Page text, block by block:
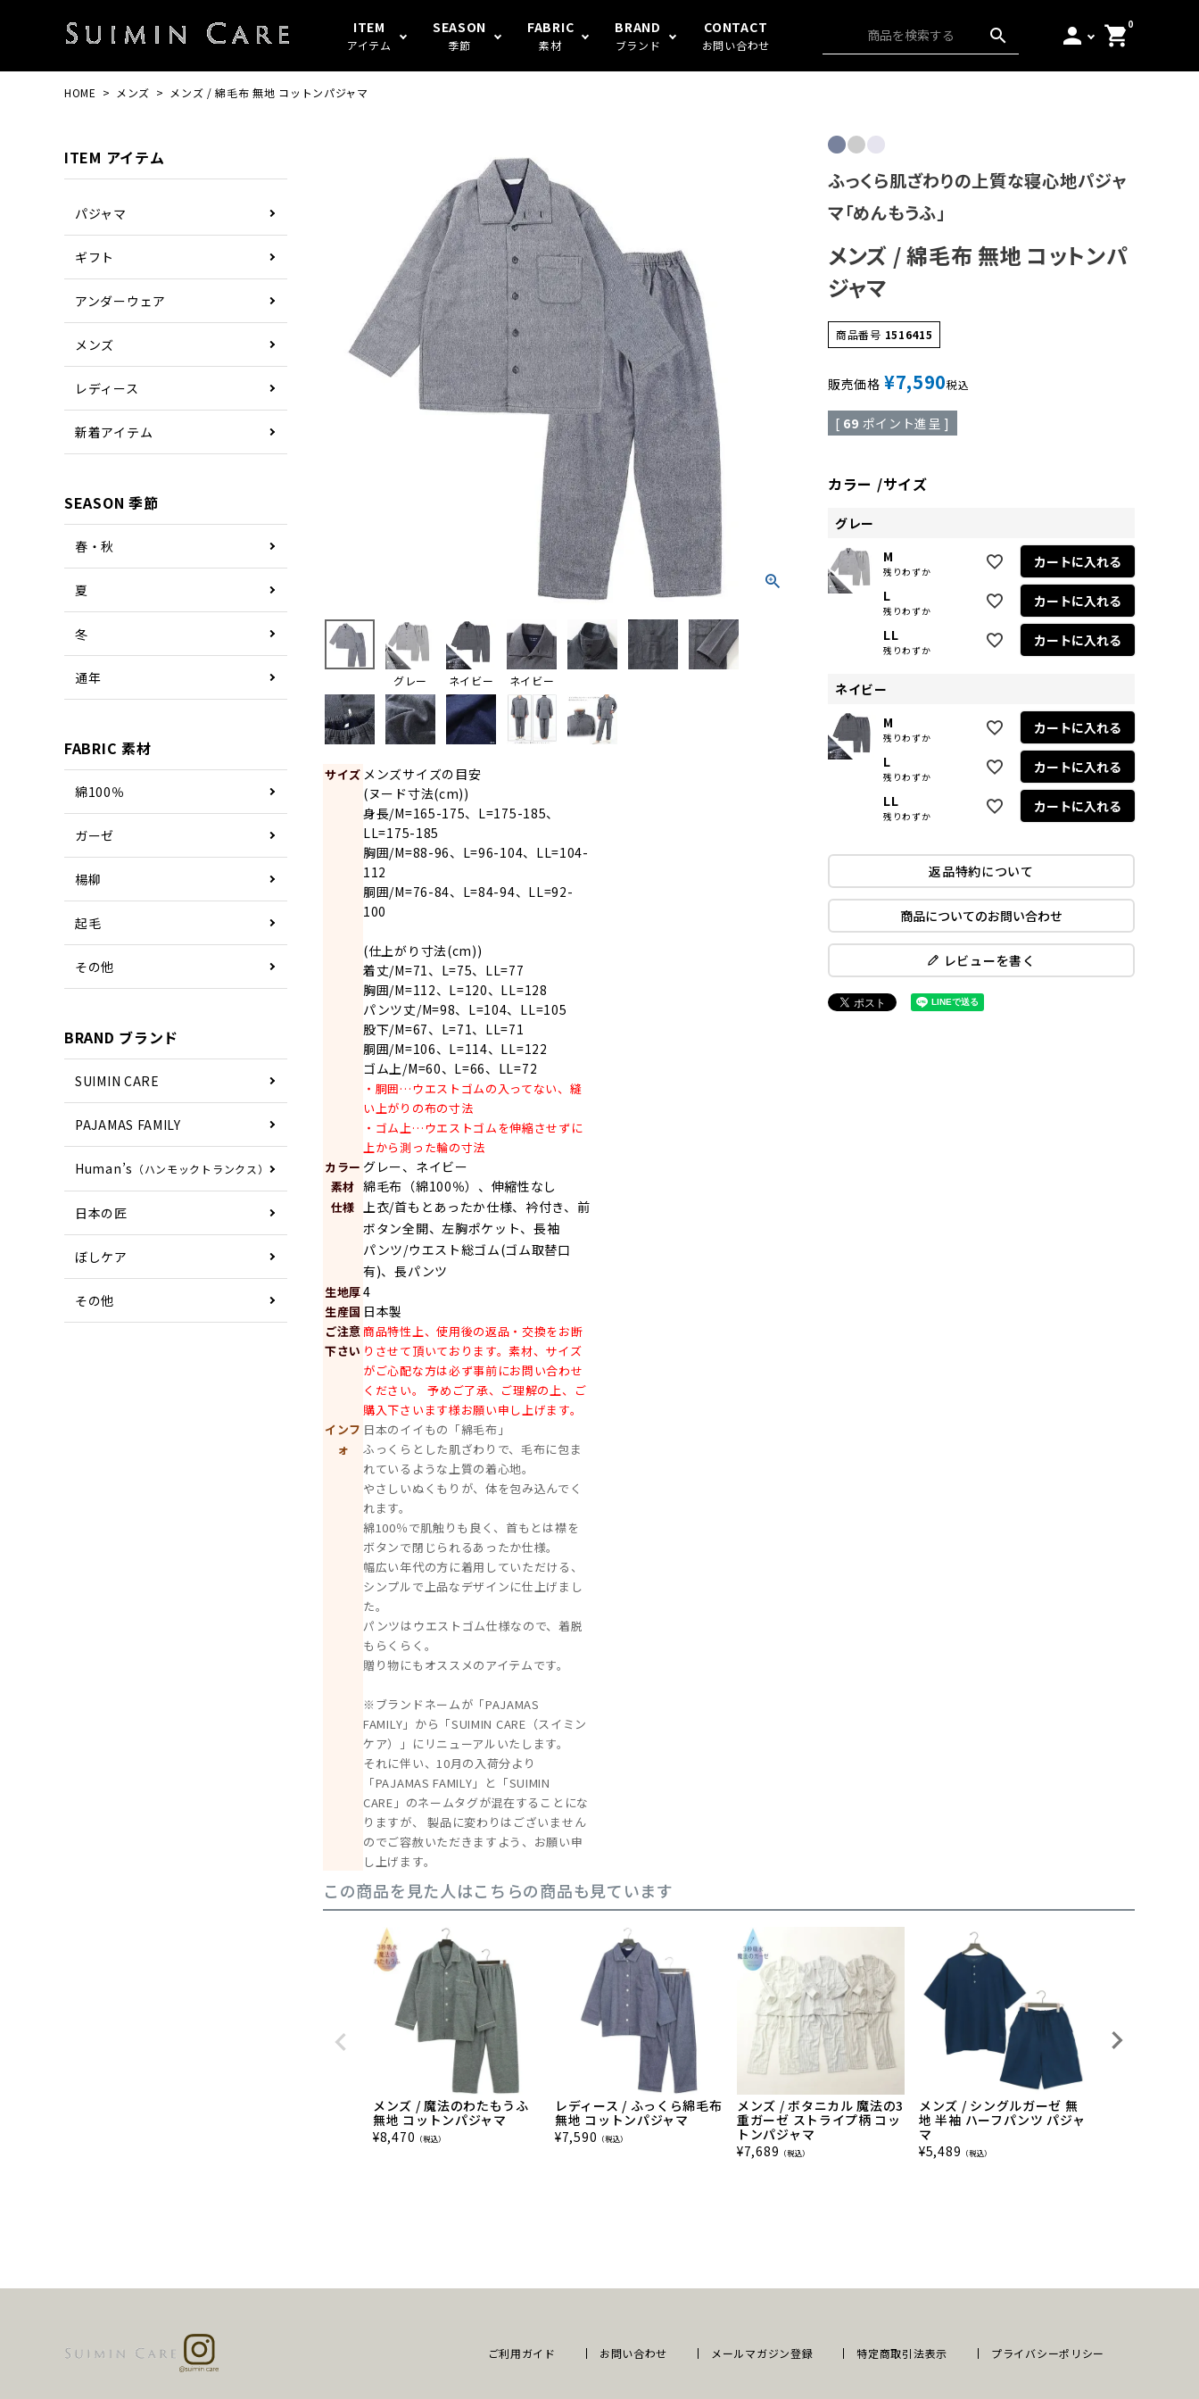
ITEM
アイテム
SEASON
季節
FABRIC
素材
BRAND
ブランド
CONTACT
お問い合わせ search person 0
shopping_cart
HOME メンズ メンズ / 綿毛布 無地 コットンパジャマ
ITEM アイテム
パジャマ
ギフト
アンダーウェア
メンズ
レディース
新着アイテム
SEASON 季節
春・秋
夏
冬
通年
FABRIC 素材
綿100％
ガーゼ
楊柳
起毛
その他
BRAND ブランド
SUIMIN CARE
PAJAMAS FAMILY
Human’s （ハンモックトランクス）
日本の匠
ぼしケア
その他
グレー ネイビー ネイビー
サイズ メンズサイズの目安
(ヌード寸法(cm))
身長/M=165-175、L=175-185、
LL=175-185
胸囲/M=88-96、L=96-104、LL=104-
112
胴囲/M=76-84、L=84-94、LL=92-
100
(仕上がり寸法(cm))
着丈/M=71、L=75、LL=77
胸囲/M=112、L=120、LL=128
パンツ丈/M=98、L=104、LL=105
股下/M=67、L=71、LL=71
胴囲/M=106、L=114、LL=122
ゴム上/M=60、L=66、LL=72
・胴囲…ウエストゴムの入ってない、縫
い上がりの布の寸法
・ゴム上…ウエストゴムを伸縮させずに
上から測った輪の寸法
カラー グレー、ネイビー
素材 綿毛布（綿100％）、伸縮性なし
仕様 上衣/首もとあったか仕様、衿付き、前
ボタン全開、左胸ポケット、長袖
パンツ/ウエスト総ゴム(ゴム取替口
有)、長パンツ
生地厚4
生産国 日本製
ご注意
下さい
商品特性上、使用後の返品・交換をお断
りさせて頂いております。素材、サイズ
がご心配な方は必ず事前にお問い合わせ
ください。 予めご了承、ご理解の上、ご
購入下さいます様お願い申し上げます。
インフ
ォ
日本のイイもの「綿毛布」
ふっくらとした肌ざわりで、毛布に包ま
れているような上質の着心地。
やさしいぬくもりが、体を包み込んでく
れます。
綿100％で肌触りも良く、首もとは襟を
ボタンで閉じられるあったか仕様。
幅広い年代の方に着用していただける、
シンプルで上品なデザインに仕上げまし
た。
パンツはウエストゴム仕様なので、着脱
もらくらく。
贈り物にもオススメのアイテムです。
※ブランドネームが「PAJAMAS
FAMILY」から「SUIMIN CARE（スイミン
ケア）」にリニューアルいたします。
それに伴い、10月の入荷分より
「PAJAMAS FAMILY」と「SUIMIN
CARE」のネームタグが混在することにな
りますが、 製品に変わりはございません
のでご容赦いただきますよう、お願い申
し上げます。
ふっくら肌ざわりの上質な寝心地パジャ
マ「めんもうふ」
メンズ / 綿毛布 無地 コットンパ
ジャマ
商品番号 1516415
販売価格 ¥7,590税込
[ 69 ポイント進呈 ]
カラー サイズ
グレー
M
残りわずか
カートに入れる
L
残りわずか
カートに入れる
LL
残りわずか
カートに入れる
ネイビー
M
残りわずか
カートに入れる
L
残りわずか
カートに入れる
LL
残りわずか
カートに入れる
返品特約について
商品についてのお問い合わせ
レビューを書く
この商品を見た人はこちらの商品も見ています
メンズ / 魔法のわたもうふ
無地 コットンパジャマ
¥8,470 （税込）
レディース / ふっくら綿毛布
無地 コットンパジャマ
¥7,590 （税込）
メンズ / ボタニカル 魔法の3
重ガーゼ ストライプ柄 コッ
トンパジャマ
¥7,689 （税込）
メンズ / シングルガーゼ 無
地 半袖 ハーフパンツ パジャ
マ
¥5,489 （税込）
ご利用ガイド お問い合わせ メールマガジン登録 特定商取引法表示 プライバシーポリシー